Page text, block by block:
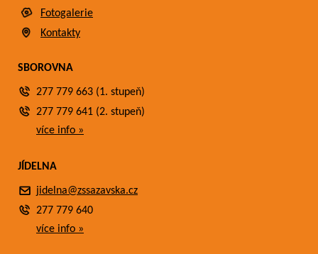
Fotogalerie
Kontakty
SBOROVNA
277 779 663 (1. stupeň)
277 779 641 (2. stupeň)
více info »
JÍDELNA
jidelna@zssazavska.cz
277 779 640
více info »